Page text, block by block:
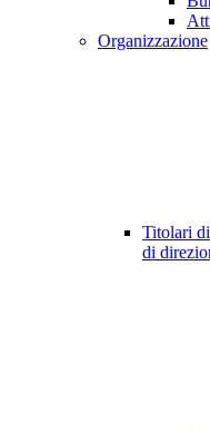
Organizzazione
Titolari
di